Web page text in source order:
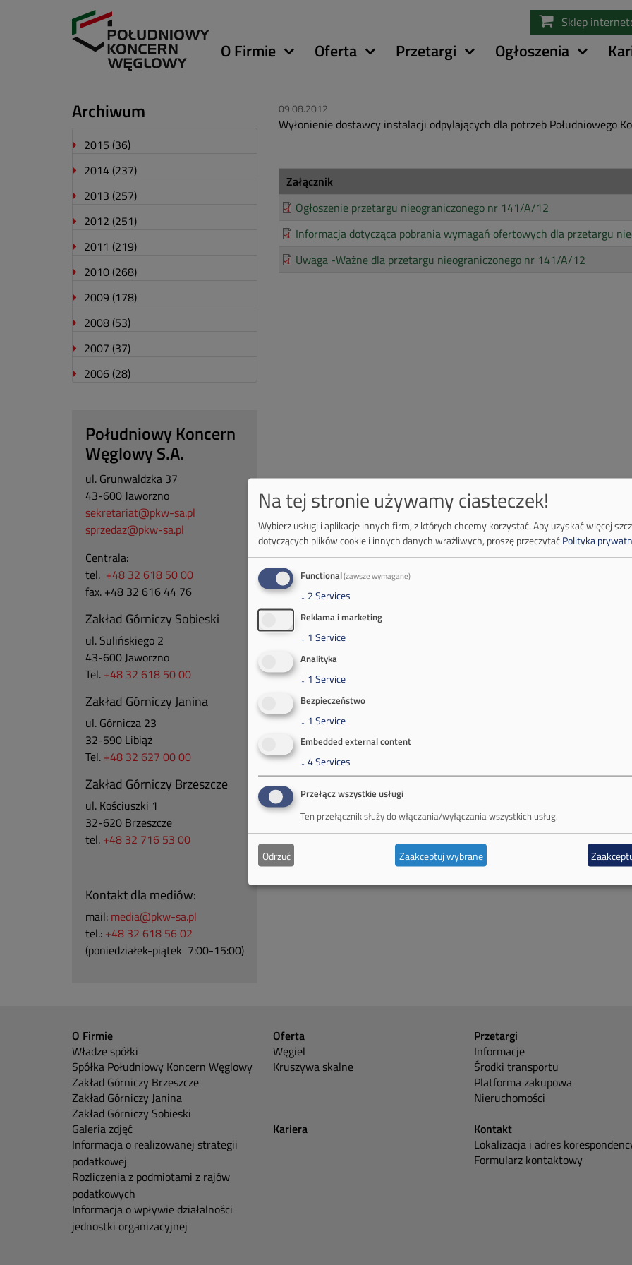
treści
Sklep
Główna
O Firmie Oferta Przetargi Ogłoszenia
09.08.2012
Wyłonienie dostawcy instalacji odpylających dla potrzeb Południowego
Załącznik
Ogłoszenie przetargu nieograniczonego nr 141/A/12
Informacja dotycząca pobrania wymagań ofertowych dla przetargu
Uwaga -Ważne dla przetargu nieograniczonego nr 141/A/12
Archiwum
2015 (36)
2014 (237)
2013 (257)
2012 (251)
2011 (219)
2010 (268)
2009 (178)
2008 (53)
2007 (37)
2006 (28)
Południowy Koncern
Węglowy S.A.
ul. Grunwaldzka 37
43-600 Jaworzno
sekretariat@pkw-sa.pl
sprzedaz@pkw-sa.pl
Centrala:
tel. +48 32 618 50 00
fax. +48 32 616 44 76
Zakład Górniczy Sobieski
ul. Sulińskiego 2
43-600 Jaworzno
Tel. +48 32 618 50 00
Zakład Górniczy Janina
ul. Górnicza 23
32-590 Libiąż
Tel. +48 32 627 00 00
Zakład Górniczy Brzeszcze
ul. Kościuszki 1
32-620 Brzeszcze
tel. +48 32 716 53 00
Kontakt dla mediów:
mail: media@pkw-sa.pl
tel.: +48 32 618 56 02
(poniedziałek-piątek 7:00-15:00)
O Firmie
Władze spółki
Spółka Południowy Koncern Węglowy
Zakład Górniczy Brzeszcze
Zakład Górniczy Janina
Zakład Górniczy Sobieski
Galeria zdjęć
Informacja o realizowanej strategii
podatkowej
Rozliczenia z podmiotami z rajów
podatkowych
Informacja o wpływie działalności
jednostki organizacyjnej
Oferta
Węgiel
Kruszywa skalne
Przetargi
Informacje
Środki transportu
Platforma zakupowa
Nieruchomości
Kariera
Kontakt
Lokalizacja i adres
Formularz kontaktowy
Na tej stronie używamy ciasteczek!
Wybierz usługi i aplikacje innych firm, z których chcemy korzystać.Aby uzyskać więcej
dotyczących plików cookie i innych danych wrażliwych, proszę przeczytaćPolityka
Functional(zawsze wymagane)
↓ 2Services
Reklama i marketing
↓ 1 Service
Analityka
↓ 1 Service
Bezpieczeństwo
↓ 1 Service
Embedded external content
↓ 4Services
Przełącz wszystkie usługi
Ten przełącznik służy do włączania/wyłączania wszystkich usług.
Odrzuć Zaakceptuj wybrane